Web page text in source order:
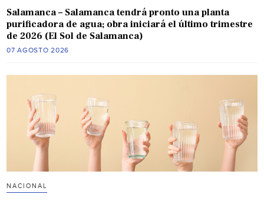
Salamanca – Salamanca tendrá pronto una planta
purificadora de agua; obra iniciará el último trimestre
de 2026 (El Sol de Salamanca)
07 AGOSTO 2026
NACIONAL